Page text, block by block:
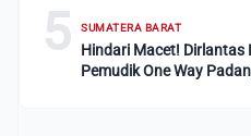
5 SUMATERA BARAT
Hindari Macet!
Pemudik One Way